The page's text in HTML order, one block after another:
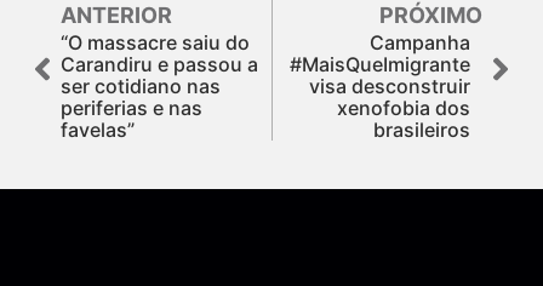
ANTERIOR
“O massacre saiu do
Carandiru e passou a
ser cotidiano nas
periferias e nas
favelas”
PRÓXIMO
Campanha
#MaisQueImigrante
visa desconstruir
xenofobia dos
brasileiros